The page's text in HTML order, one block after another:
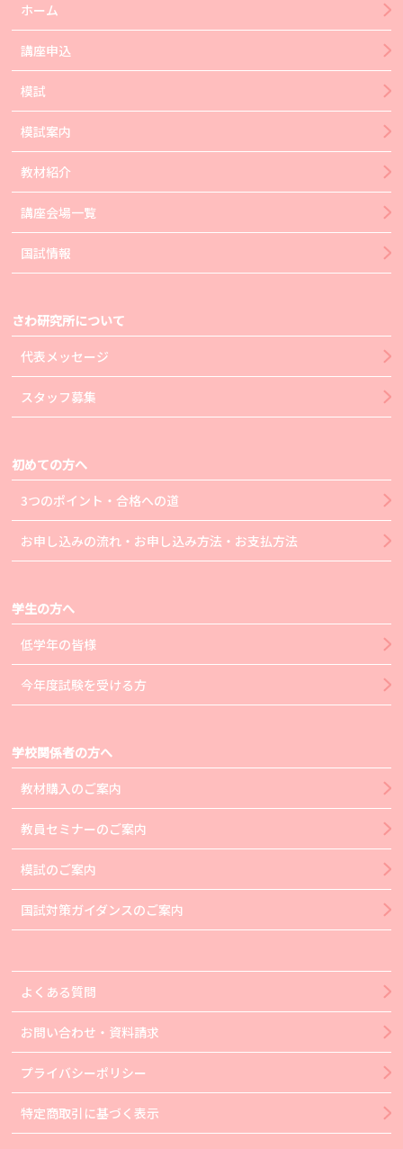
ホーム
講座申込
模試
模試案内
教材紹介
講座会場一覧
国試情報
さわ研究所について
代表メッセージ
スタッフ募集
初めての方へ
3つのポイント・合格への道
お申し込みの流れ・お申し込み方法・お支払方法
学生の方へ
低学年の皆様
今年度試験を受ける方
学校関係者の方へ
教材購入のご案内
教員セミナーのご案内
模試のご案内
国試対策ガイダンスのご案内
よくある質問
お問い合わせ・資料請求
プライバシーポリシー
特定商取引に基づく表示